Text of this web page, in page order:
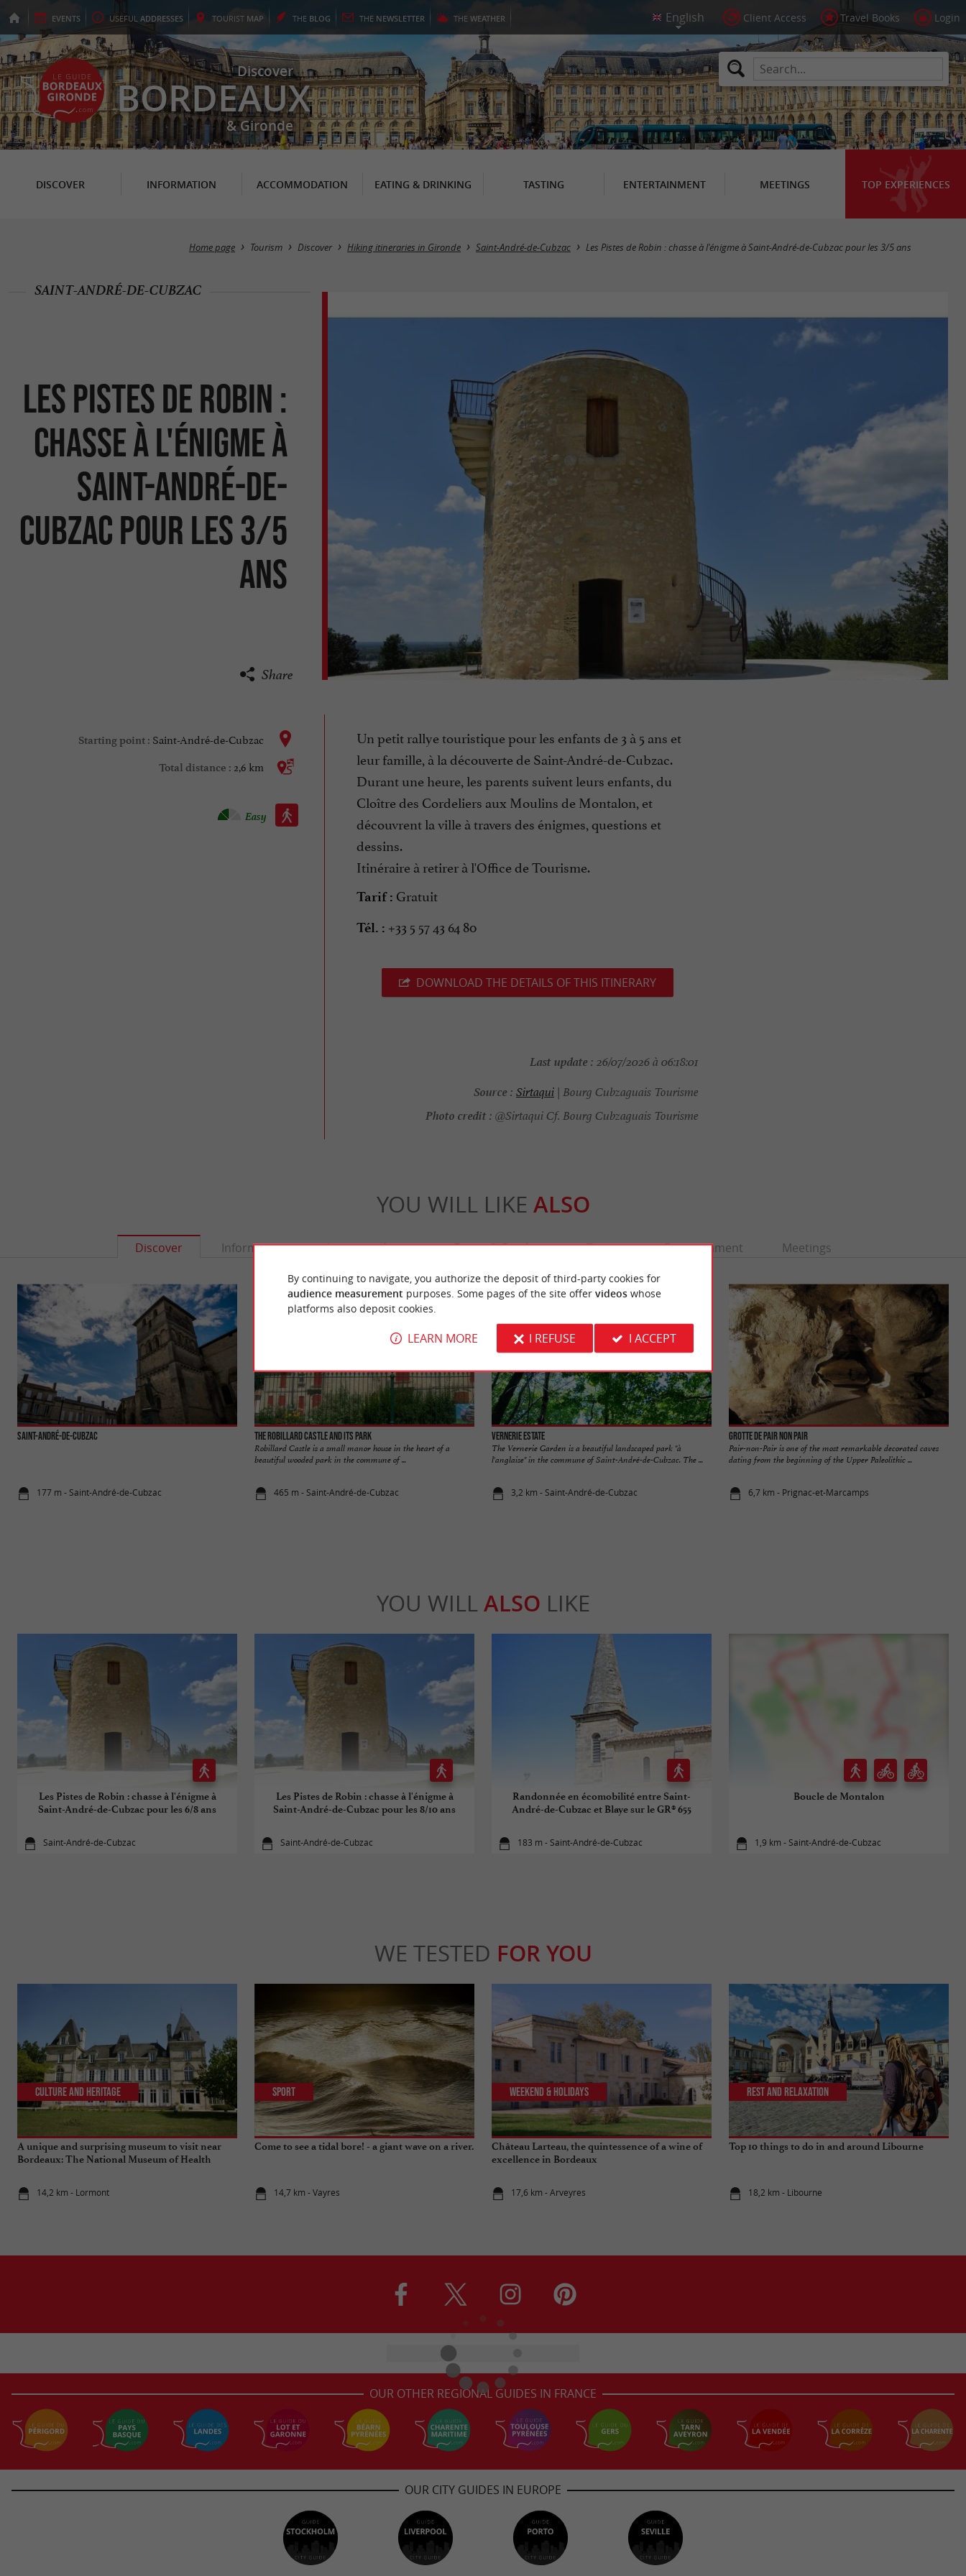
EVENTS USEFUL ADDRESSES TOURIST MAP THE BLOG THE NEWSLETTER THE WEATHER Client Access Travel Books Login
Discover
BORDEAUX
& Gironde
DISCOVER INFORMATION ACCOMMODATION EATING & DRINKING TASTING ENTERTAINMENT MEETINGS TOP EXPERIENCES
Home page Tourism Discover Hiking itineraries in Gironde Saint-André-de-Cubzac Les Pistes de Robin : chasse à l'énigme à Saint-André-de-Cubzac pour les 3/5 ans
Les Pistes de Robin :
chasse à l'énigme à
Saint-André-de-
Cubzac pour les 3/5
ans
SAINT-ANDRÉ-DE-CUBZAC
Share
Starting point : Saint-André-de-Cubzac
Total distance : 2,6 km
Walking :
Easy
Un petit rallye touristique pour les enfants de 3 à 5 ans et
leur famille, à la découverte de Saint-André-de-Cubzac.
Durant une heure, les parents suivent leurs enfants, du
Cloître des Cordeliers aux Moulins de Montalon, et
découvrent la ville à travers des énigmes, questions et
dessins.
Itinéraire à retirer à l'Office de Tourisme.
Tarif : Gratuit
Tél. : +33 5 57 43 64 80
DOWNLOAD THE DETAILS OF THIS ITINERARY
Last update : 26/07/2026 à 06:18:01
Source : Sirtaqui| Bourg Cubzaguais Tourisme
Photo credit : @Sirtaqui Cf. Bourg Cubzaguais Tourisme
YOU WILL LIKE ALSO
Discover Information Accommodation Eating & Drinking Tasting Entertainment Meetings
Saint-André-de-Cubzac
177 m - Saint-André-de-Cubzac
The Robillard Castle and its park
Robillard Castle is a small manor house in the heart of a
beautiful wooded park in the commune of ...
465 m - Saint-André-de-Cubzac
Vernerie Estate
The Vernerie Garden is a beautiful landscaped park "à
l'anglaise" in the commune of Saint-André-de-Cubzac. The ...
3,2 km - Saint-André-de-Cubzac
Grotte de Pair non Pair
Pair-non-Pair is one of the most remarkable decorated caves
dating from the beginning of the Upper Paleolithic ...
6,7 km - Prignac-et-Marcamps
YOU WILL ALSO LIKE
Les Pistes de Robin : chasse à l'énigme à
Saint-André-de-Cubzac pour les 6/8 ans
Saint-André-de-Cubzac
Les Pistes de Robin : chasse à l'énigme à
Saint-André-de-Cubzac pour les 8/10 ans
Saint-André-de-Cubzac
Randonnée en écomobilité entre Saint-
André-de-Cubzac et Blaye sur le GR® 655
183 m - Saint-André-de-Cubzac
Boucle de Montalon
1,9 km - Saint-André-de-Cubzac
WE TESTED FOR YOU
A unique and surprising museum to visit near
Bordeaux: The National Museum of Health
14,2 km - Lormont
Culture and Heritage
Come to see a tidal bore! - a giant wave on a river.
14,7 km - Vayres
Sport
Château Larteau, the quintessence of a wine of
excellence in Bordeaux
17,6 km - Arveyres
Weekend & Holidays
Top 10 things to do in and around Libourne
18,2 km - Libourne
Rest and relaxation
OUR OTHER REGIONAL GUIDES IN FRANCE
OUR CITY GUIDES IN EUROPE
By continuing to navigate, you authorize the deposit of third-party cookies for
audience measurement purposes. Some pages of the site offer videoswhose
platforms also deposit cookies.
LEARN MORE I REFUSE I ACCEPT